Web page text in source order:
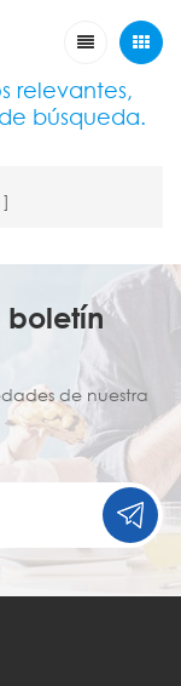
relevantes,
búsqueda.
boletín
de nuestra